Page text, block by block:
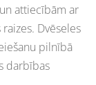
attiecībām ar
Dvēseles
pilnībā
darbības